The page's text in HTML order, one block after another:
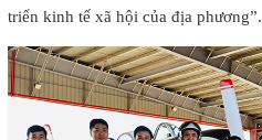
triển kinh tế xã hội của địa phương”.